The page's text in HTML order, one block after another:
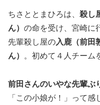
ちさととまひろは、 殺し
ん） の命を受け、宮崎に
先輩殺し屋の入鹿（前田
ん）
。初めて４人チーム
前田さんのいやな先輩ぶ
「この小娘が！」って